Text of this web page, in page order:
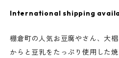
International shipping
棚倉町の人気お豆腐やさん、大
からと豆乳をたっぷり使用した